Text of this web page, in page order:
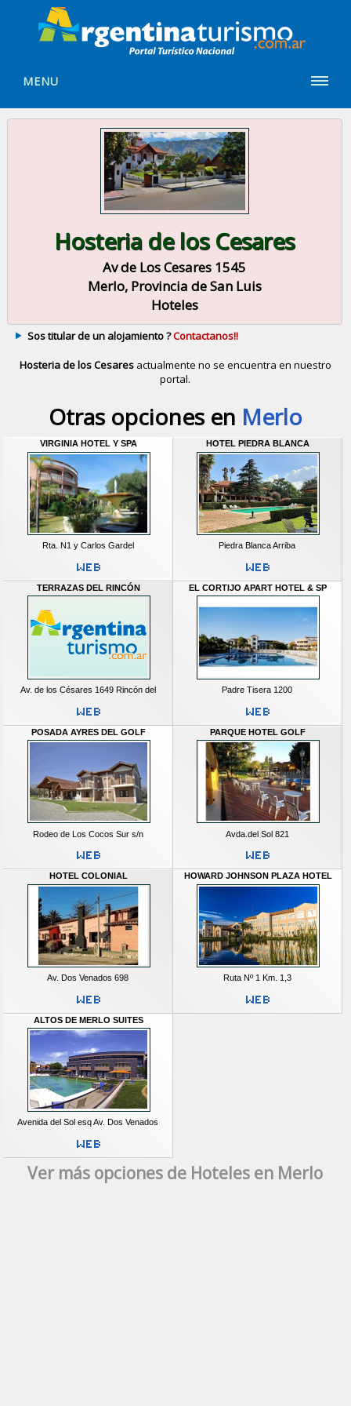
MENU
Hosteria de los Cesares
Av de Los Cesares 1545
Merlo, Provincia de San Luis
Hoteles
Sos titular de un alojamiento ?Contactanos!!
Hosteria de los Cesaresactualmente no se encuentra en nuestro
portal.
Otras opciones en Merlo
VIRGINIA HOTEL Y SPA
Rta. N1 y Carlos Gardel
HOTEL PIEDRA BLANCA
Piedra Blanca Arriba
TERRAZAS DEL RINCÓN
Av. de los Césares 1649 Rincón del
EL CORTIJO APART HOTEL & SP
Padre Tisera 1200
POSADA AYRES DEL GOLF
Rodeo de Los Cocos Sur s/n
PARQUE HOTEL GOLF
Avda.del Sol 821
HOTEL COLONIAL
Av. Dos Venados 698
HOWARD JOHNSON PLAZA HOTEL
Ruta Nº 1 Km. 1,3
ALTOS DE MERLO SUITES
Avenida del Sol esq Av. Dos Venados
Ver más opciones de Hoteles en Merlo